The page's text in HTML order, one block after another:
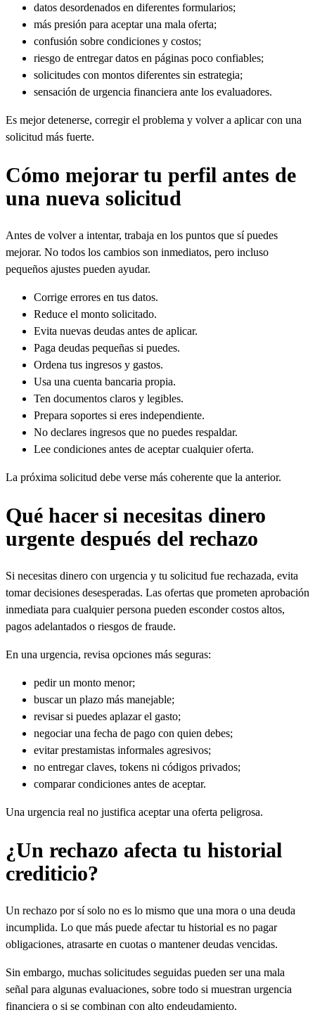
datos desordenados en diferentes formularios;
más presión para aceptar una mala oferta;
confusión sobre condiciones y costos;
riesgo de entregar datos en páginas poco confiables;
solicitudes con montos diferentes sin estrategia;
sensación de urgencia financiera ante los evaluadores.
Es mejor detenerse, corregir el problema y volver a aplicar con una
solicitud más fuerte.
Cómo mejorar tu perfil antes de
una nueva solicitud
Antes de volver a intentar, trabaja en los puntos que sí puedes
mejorar. No todos los cambios son inmediatos, pero incluso
pequeños ajustes pueden ayudar.
Corrige errores en tus datos.
Reduce el monto solicitado.
Evita nuevas deudas antes de aplicar.
Paga deudas pequeñas si puedes.
Ordena tus ingresos y gastos.
Usa una cuenta bancaria propia.
Ten documentos claros y legibles.
Prepara soportes si eres independiente.
No declares ingresos que no puedes respaldar.
Lee condiciones antes de aceptar cualquier oferta.
La próxima solicitud debe verse más coherente que la anterior.
Qué hacer si necesitas dinero
urgente después del rechazo
Si necesitas dinero con urgencia y tu solicitud fue rechazada, evita
tomar decisiones desesperadas. Las ofertas que prometen aprobación
inmediata para cualquier persona pueden esconder costos altos,
pagos adelantados o riesgos de fraude.
En una urgencia, revisa opciones más seguras:
pedir un monto menor;
buscar un plazo más manejable;
revisar si puedes aplazar el gasto;
negociar una fecha de pago con quien debes;
evitar prestamistas informales agresivos;
no entregar claves, tokens ni códigos privados;
comparar condiciones antes de aceptar.
Una urgencia real no justifica aceptar una oferta peligrosa.
¿Un rechazo afecta tu historial
crediticio?
Un rechazo por sí solo no es lo mismo que una mora o una deuda
incumplida. Lo que más puede afectar tu historial es no pagar
obligaciones, atrasarte en cuotas o mantener deudas vencidas.
Sin embargo, muchas solicitudes seguidas pueden ser una mala
señal para algunas evaluaciones, sobre todo si muestran urgencia
financiera o si se combinan con alto endeudamiento.